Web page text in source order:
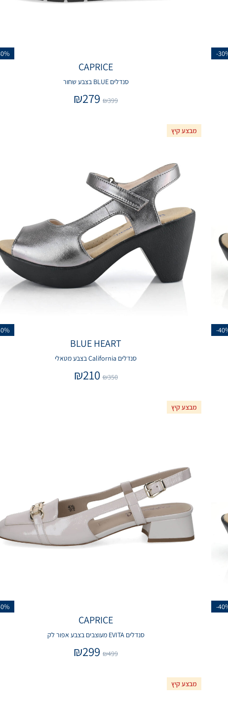
-
CAPRICE
סנדלים BLUE בצבע שחור
₪399
₪279
-
מבצע קיץ
BLUE HEART
סנדלים California בצבע מטאלי
₪350
₪210
-
מבצע קיץ
CAPRICE
סנדלים EVITA מעוצבים בצבע אפור לק
₪499
₪299
מבצע קיץ